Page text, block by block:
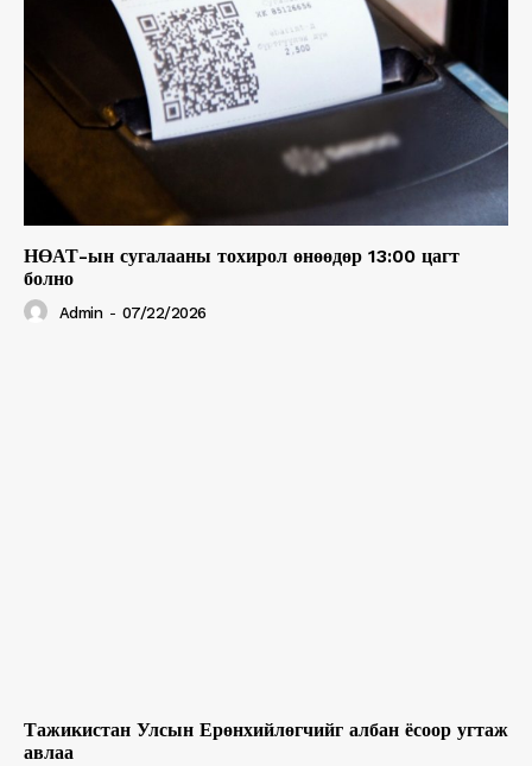
НӨАТ-ын сугалааны тохирол өнөөдөр 13:00 цагт
болно
Admin - 07/22/2026
Тажикистан Улсын Ерөнхийлөгчийг албан ёсоор угтаж
авлаа